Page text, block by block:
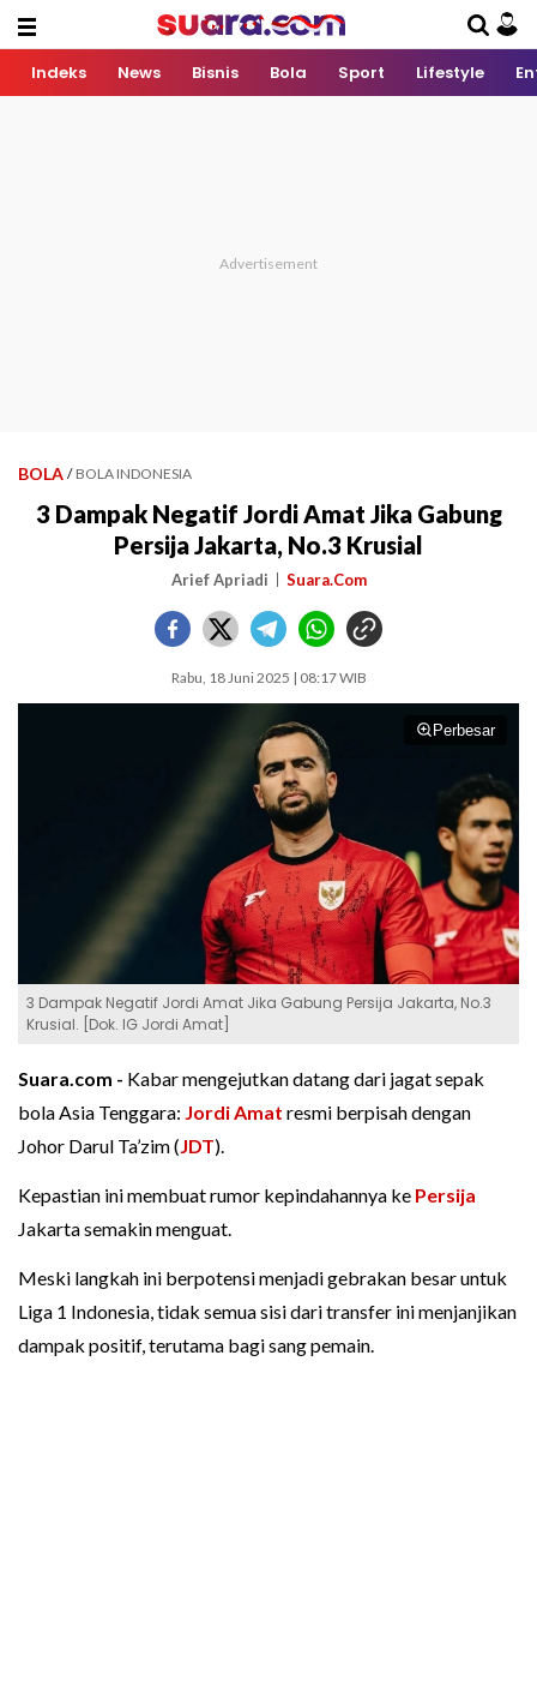
Indeks News Bisnis Bola Sport Lifestyle
BOLA / BOLA INDONESIA
3 Dampak Negatif Jordi Amat Jika Gabung
Persija Jakarta, No.3 Krusial
Arief Apriadi Suara.Com
Rabu, 18 Juni 2025 | 08:17 WIB
Perbesar
3 Dampak Negatif Jordi Amat Jika Gabung Persija Jakarta, No.3
Krusial. [Dok. IG Jordi Amat]
Suara.com - Kabar mengejutkan datang dari jagat sepak
bola Asia Tenggara: Jordi Amat resmi berpisah dengan
Johor Darul Ta’zim (JDT).
Kepastian ini membuat rumor kepindahannya ke Persija
Jakarta semakin menguat.
Meski langkah ini berpotensi menjadi gebrakan besar untuk
Liga 1 Indonesia, tidak semua sisi dari transfer ini menjanjikan
dampak positif, terutama bagi sang pemain.